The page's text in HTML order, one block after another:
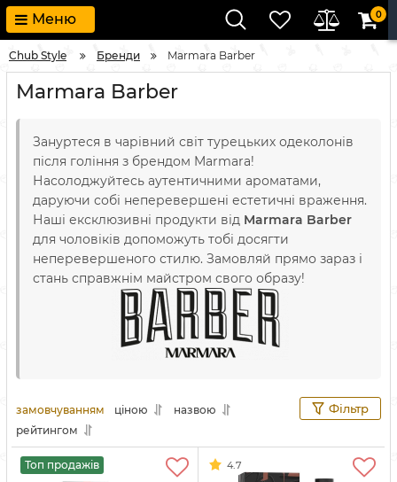
Меню 0
Chub Style Бренди Marmara Barber
Marmara Barber
Зануртеся в чарівний світ турецьких одеколонів
після гоління з брендом Marmara!
Насолоджуйтесь аутентичними ароматами,
даруючи собі неперевершені естетичні враження.
Наші ексклюзивні продукти від Marmara Barber
для чоловіків допоможуть тобі досягти
неперевершеного стилю. Замовляй прямо зараз і
стань справжнім майстром свого образу!
замовчуванням ціною
назвою
рейтингом
Фільтр
Топ продажів 4.7